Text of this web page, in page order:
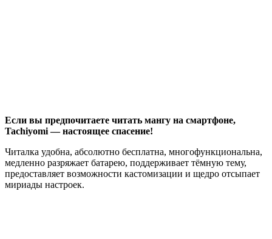
Если вы предпочитаете читать мангу на смартфоне,
Tachiyomi — настоящее спасение!
Читалка удобна, абсолютно бесплатна, многофункциональна,
медленно разряжает батарею, поддерживает тёмную тему,
предоставляет возможности кастомизации и щедро отсыпает
мириады настроек.